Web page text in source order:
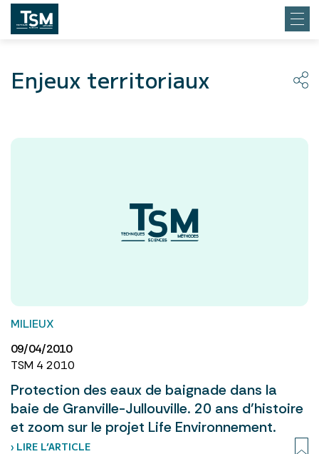
Enjeux territoriaux
MILIEUX
09/04/2010
TSM 4 2010
Protection des eaux de baignade dans la
baie de Granville-Jullouville. 20 ans d’histoire
et zoom sur le projet Life Environnement.
› LIRE L’ARTICLE